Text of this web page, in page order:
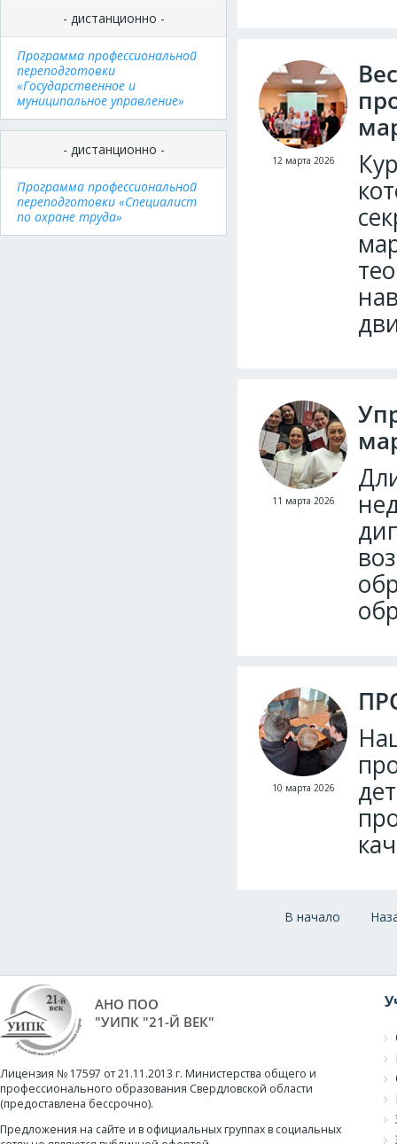
- дистанционно -
Программа профессиональной
переподготовки
«Государственное и
муниципальное управление»
- дистанционно -
Программа профессиональной
переподготовки «Специалист
по охране труда»
12 марта 2026
11 марта 2026
10 марта 2026
В начало
АНО ПОО
"УИПК "21-Й ВЕК"
Лицензия № 17597 от 21.11.2013 г. Министерства общего и
профессионального образования Свердловской области
(предоставлена бессрочно).
Предложения на сайте и в официальных группах в социальных